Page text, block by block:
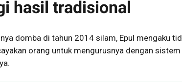
hasil tradisional
domba di tahun 2014 silam, Epul mengaku
orang untuk mengurusnya dengan